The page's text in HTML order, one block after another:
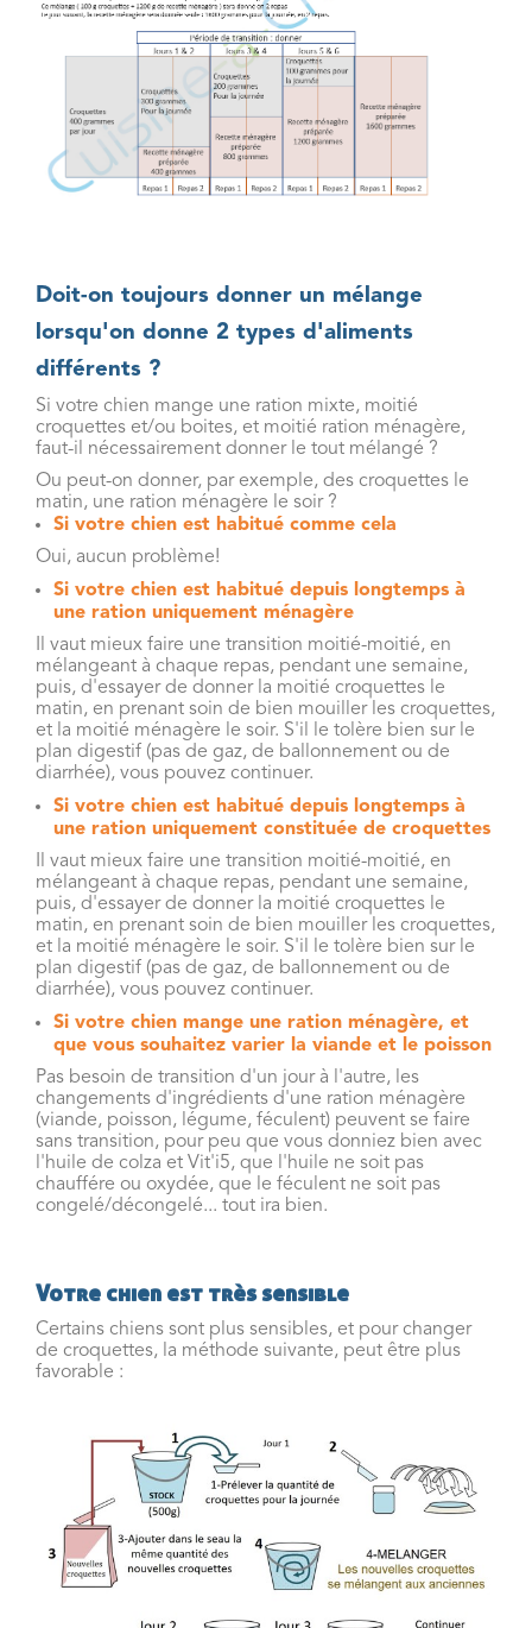
Doit-on toujours donner un mélange
lorsqu'on donne 2 types d'aliments
différents ?
Si votre chien mange une ration mixte, moitié
croquettes et/ou boites, et moitié ration ménagère,
faut-il nécessairement donner le tout mélangé ?
Ou peut-on donner, par exemple, des croquettes le
matin, une ration ménagère le soir ?
Si votre chien est habitué comme cela
Oui, aucun problème!
Si votre chien est habitué depuis longtemps à
une ration uniquement ménagère
Il vaut mieux faire une transition moitié-moitié, en
mélangeant à chaque repas, pendant une semaine,
puis, d'essayer de donner la moitié croquettes le
matin, en prenant soin de bien mouiller les croquettes,
et la moitié ménagère le soir. S'il le tolère bien sur le
plan digestif (pas de gaz, de ballonnement ou de
diarrhée), vous pouvez continuer.
Si votre chien est habitué depuis longtemps à
une ration uniquement constituée de croquettes
Il vaut mieux faire une transition moitié-moitié, en
mélangeant à chaque repas, pendant une semaine,
puis, d'essayer de donner la moitié croquettes le
matin, en prenant soin de bien mouiller les croquettes,
et la moitié ménagère le soir. S'il le tolère bien sur le
plan digestif (pas de gaz, de ballonnement ou de
diarrhée), vous pouvez continuer.
Si votre chien mange une ration ménagère, et
que vous souhaitez varier la viande et le poisson
Pas besoin de transition d'un jour à l'autre, les
changements d'ingrédients d'une ration ménagère
(viande, poisson, légume, féculent) peuvent se faire
sans transition, pour peu que vous donniez bien avec
l'huile de colza et Vit'i5, que l'huile ne soit pas
chauffére ou oxydée, que le féculent ne soit pas
congelé/décongelé... tout ira bien.
Votre chien est très sensible
Certains chiens sont plus sensibles, et pour changer
de croquettes, la méthode suivante, peut être plus
favorable :